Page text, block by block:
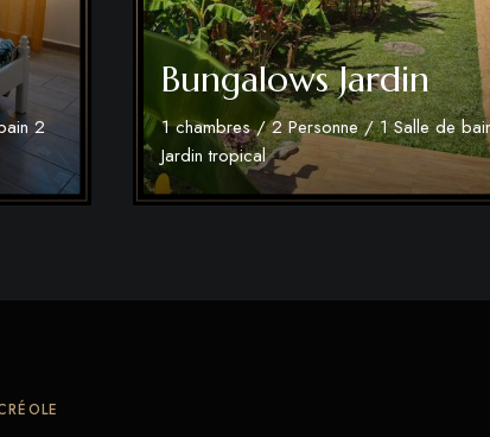
2
Bungalows Jardin
1 chambres / 2 Personne / 1 Salle de
Jardin tropical
Découvrir plus